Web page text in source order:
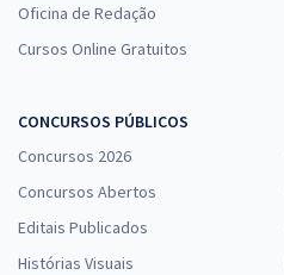
Oficina de Redação
Cursos Online Gratuitos
CONCURSOS PÚBLICOS
Concursos 2026
Concursos Abertos
Editais Publicados
Histórias Visuais